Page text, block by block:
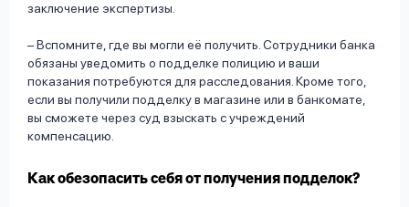
заключение экспертизы.
– Вспомните, где вы могли её получить. Сотрудники банка
обязаны уведомить о подделке полицию и ваши
показания потребуются для расследования. Кроме того,
если вы получили подделку в магазине или в банкомате,
вы сможете через суд взыскать с учреждений
компенсацию.
Как обезопасить себя от получения подделок?